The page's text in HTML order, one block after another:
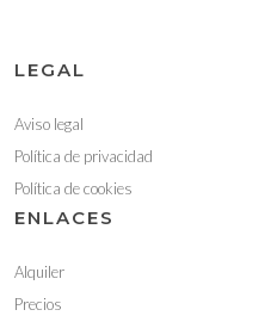
LEGAL
Aviso legal
Política de privacidad
Política de cookies
ENLACES
Alquiler
Precios